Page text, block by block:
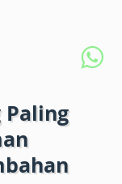
Paling